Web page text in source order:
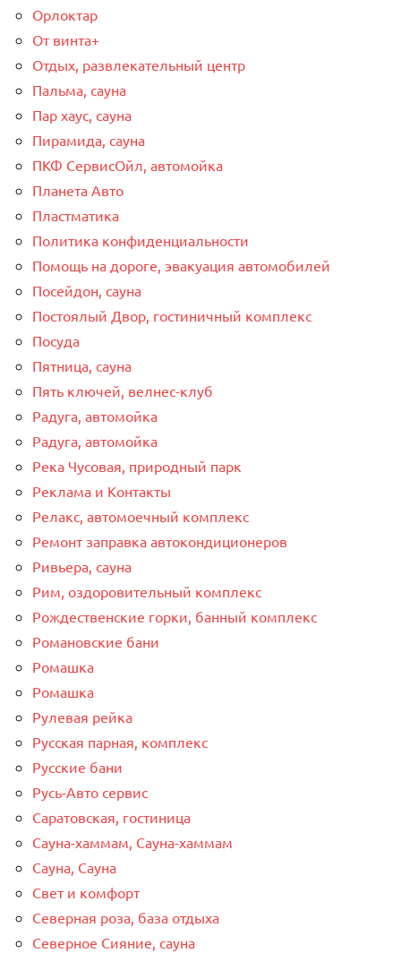
Орлоктар
От винта+
Отдых, развлекательный центр
Пальма, сауна
Пар хаус, сауна
Пирамида, сауна
ПКФ СервисОйл, автомойка
Планета Авто
Пластматика
Политика конфиденциальности
Помощь на дороге, эвакуация автомобилей
Посейдон, сауна
Постоялый Двор, гостиничный комплекс
Посуда
Пятница, сауна
Пять ключей, велнес-клуб
Радуга, автомойка
Радуга, автомойка
Река Чусовая, природный парк
Реклама и Контакты
Релакс, автомоечный комплекс
Ремонт заправка автокондиционеров
Ривьера, сауна
Рим, оздоровительный комплекс
Рождественские горки, банный комплекс
Романовские бани
Ромашка
Ромашка
Рулевая рейка
Русская парная, комплекс
Русские бани
Русь-Авто сервис
Саратовская, гостиница
Сауна-хаммам, Сауна-хаммам
Сауна, Сауна
Свет и комфорт
Северная роза, база отдыха
Северное Сияние, сауна